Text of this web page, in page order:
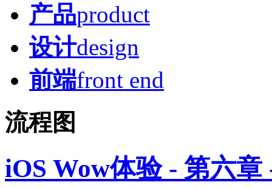
产品product
设计design
前端front end
流程图
iOS Wow体验 - 第六